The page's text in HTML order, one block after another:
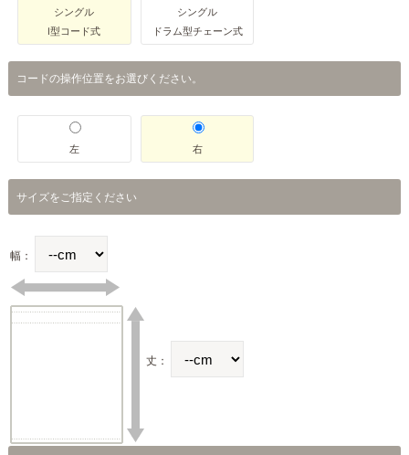
シングル
I型コード式
シングル
ドラム型チェーン式
コードの操作位置をお選びください。
左 右
サイズをご指定ください
幅：
丈：